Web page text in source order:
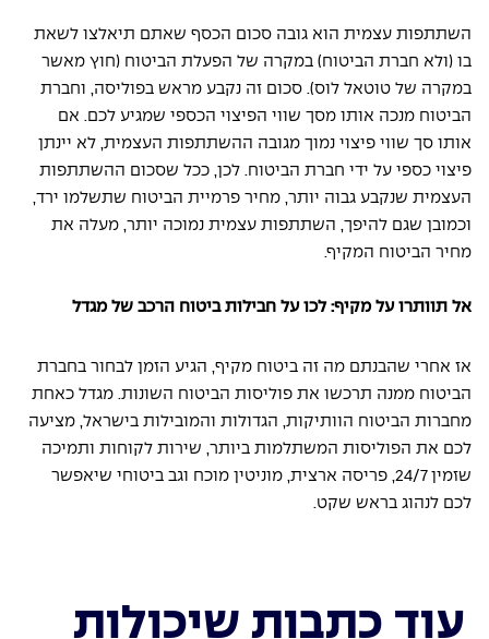
השתתפות עצמית הוא גובה סכום הכסף שאתם תיאלצו לשאת
בו (ולא חברת הביטוח) במקרה של הפעלת הביטוח (חוץ מאשר
במקרה של טוטאל לוס). סכום זה נקבע מראש בפוליסה, וחברת
הביטוח מנכה אותו מסך שווי הפיצוי הכספי שמגיע לכם. אם
אותו סך שווי פיצוי נמוך מגובה ההשתתפות העצמית, לא יינתן
פיצוי כספי על ידי חברת הביטוח. לכן, ככל שסכום ההשתתפות
העצמית שנקבע גבוה יותר, מחיר פרמיית הביטוח שתשלמו ירד,
וכמובן שגם להיפך, השתתפות עצמית נמוכה יותר, מעלה את
מחיר הביטוח המקיף.
אל תוותרו על מקיף: לכו על חבילות ביטוח הרכב של מגדל
אז אחרי שהבנתם מה זה ביטוח מקיף, הגיע הזמן לבחור בחברת
הביטוח ממנה תרכשו את פוליסות הביטוח השונות. מגדל כאחת
מחברות הביטוח הוותיקות, הגדולות והמובילות בישראל, מציעה
לכם את הפוליסות המשתלמות ביותר, שירות לקוחות ותמיכה
שזמין 24/7, פריסה ארצית, מוניטין מוכח וגב ביטוחי שיאפשר
לכם לנהוג בראש שקט.
עוד כתבות שיכולות